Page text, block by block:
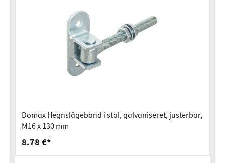
Domax Hegnslågebånd i stål, galvaniseret, justerbar,
M16 x 130 mm
8.78 €*